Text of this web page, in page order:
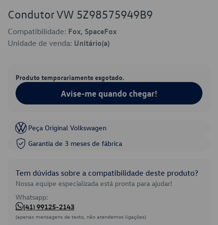
Condutor VW 5Z98575949B9
Compatibilidade: Fox, SpaceFox
Unidade de venda: Unitário(a)
Produto temporariamente esgotado.
Avise-me quando chegar!
Peça Original Volkswagen
Garantia de 3 meses de fábrica
Tem dúvidas sobre a compatibilidade deste produto?
Nossa equipe especializada está pronta para ajudar!
Whatsapp:
(41) 99125-2143
(apenas mensagens de texto, não atendemos ligações)